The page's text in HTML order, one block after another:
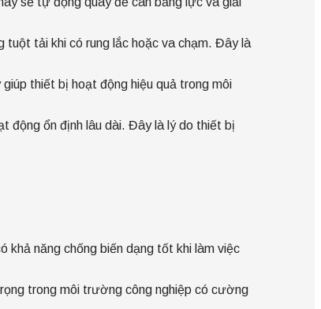
tuột tải khi có rung lắc hoặc va chạm. Đây là
thiết bị hoạt động hiệu quả trong môi
động ổn định lâu dài. Đây là lý do thiết bị
năng chống biến dạng tốt khi làm việc
trong môi trường công nghiệp có cường